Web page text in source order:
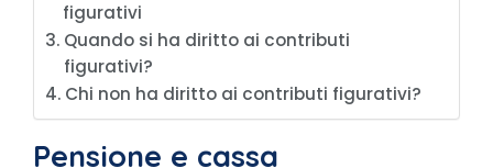
figurativi
Quando si ha diritto ai contributi
figurativi?
Chi non ha diritto ai contributi figurativi?
Pensione e cassa